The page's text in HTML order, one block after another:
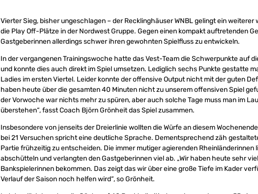
Vierter Sieg, bisher ungeschlagen – der Recklinghäuser WNBL gelingt ein weiterer
die Play Off-Plätze in der Nordwest Gruppe. Gegen einen kompakt auftretenden
Gastgeberinnen allerdings schwer ihren gewohnten Spielfluss zu entwickeln.
In der vergangenen Trainingswoche hatte das Vest-Team die Schwerpunkte auf
und konnte dies auch direkt im Spiel umsetzen. Lediglich sechs Punkte gestatte
Ladies im ersten Viertel. Leider konnte der offensive Output nicht mit der guten
haben heute über die gesamten 40 Minuten nicht zu unserem offensiven Spiel
der Vorwoche war nichts mehr zu spüren, aber auch solche Tage muss man im
überstehen“, fasst Coach Björn Grönheit das Spiel zusammen.
Insbesondere von jenseits der Dreierlinie wollten die Würfe an diesem
bei 21 Versuchen spricht eine deutliche Sprache. Dementsprechend zäh
Partie frühzeitig zu entscheiden. Die immer mutiger agierenden Rheinländerinnen
abschütteln und verlangten den Gastgeberinnen viel ab. „Wir haben heute sehr
Bankspielerinnen bekommen. Das zeigt das wir über eine große Tiefe im Kader
Verlauf der Saison noch helfen wird“, so Grönheit.